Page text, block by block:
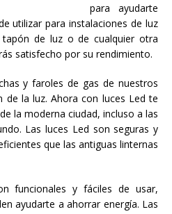
para ayudarte
utilizar para instalaciones de luz
de luz o de cualquier otra
satisfecho por su rendimiento.
y faroles de gas de nuestros
de la luz. Ahora con luces Led te
la moderna ciudad, incluso a las
Las luces Led son seguras y
que las antiguas linternas
funcionales y fáciles de usar,
ayudarte a ahorrar energía. Las